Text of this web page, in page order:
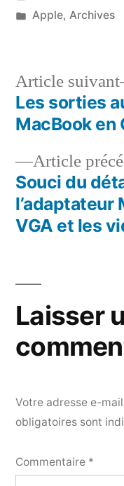
par
Publié
Apple, Archives
l’article
Article
Souci du
l’adaptateur
VGA et les
Article suivant
Les sorties
MacBook en
Laisser
Votre adresse e-
obligatoires sont
Commentaire *